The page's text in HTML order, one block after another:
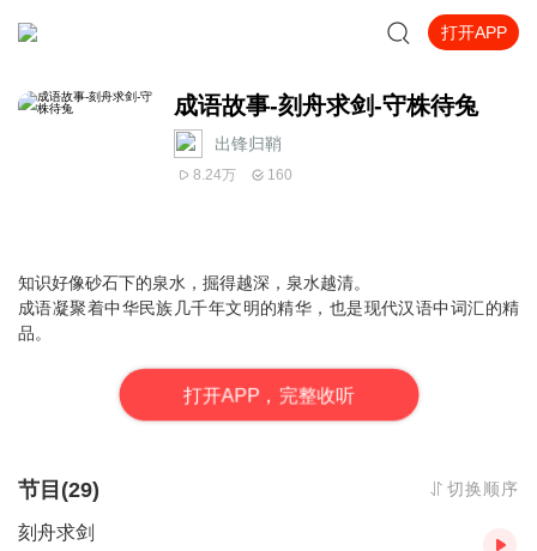
打开APP
成语故事-刻舟求剑-守株待兔
出锋归鞘
8.24万 160
知识好像砂石下的泉水，掘得越深，泉水越清。
成语凝聚着中华民族几千年文明的精华，也是现代汉语中词汇的精
品。
打开APP，完整收听
节目(29) 切换顺序
刻舟求剑